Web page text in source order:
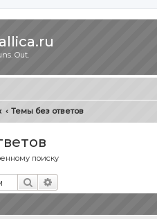
Out.
Темы без ответов
поиску
Поиск